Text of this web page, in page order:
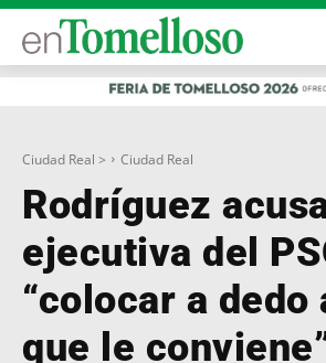
Ciudad Real > Ciudad Real
Rodríguez
ejecutiva del
“colocar a dedo
que le